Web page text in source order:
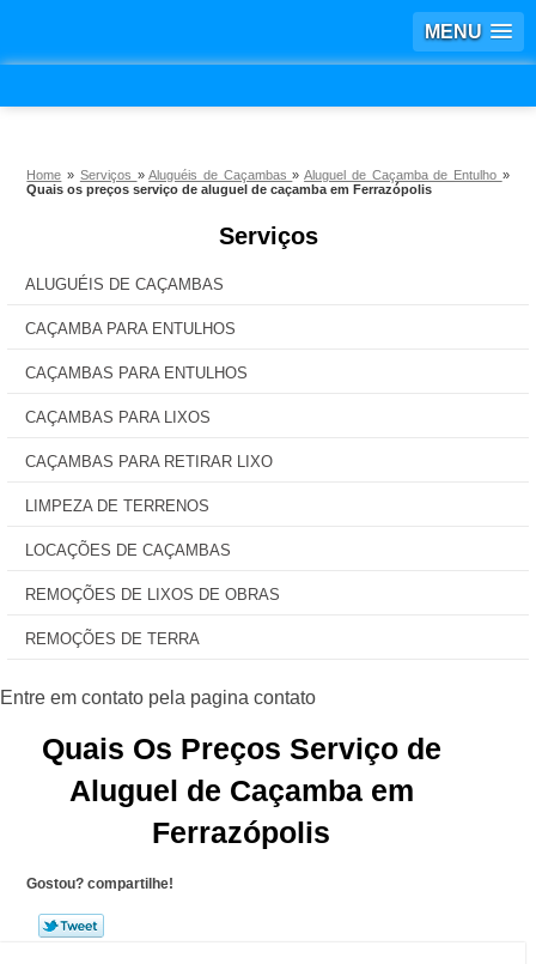
MENU
Home » Serviços »Aluguéis de Caçambas»Aluguel de Caçamba de Entulho »
Quais os preços serviço de aluguel de caçamba em Ferrazópolis
Serviços
ALUGUÉIS DE CAÇAMBAS
CAÇAMBA PARA ENTULHOS
CAÇAMBAS PARA ENTULHOS
CAÇAMBAS PARA LIXOS
CAÇAMBAS PARA RETIRAR LIXO
LIMPEZA DE TERRENOS
LOCAÇÕES DE CAÇAMBAS
REMOÇÕES DE LIXOS DE OBRAS
REMOÇÕES DE TERRA
Quais Os Preços Serviço de
Aluguel de Caçamba em
Ferrazópolis
Gostou? compartilhe!